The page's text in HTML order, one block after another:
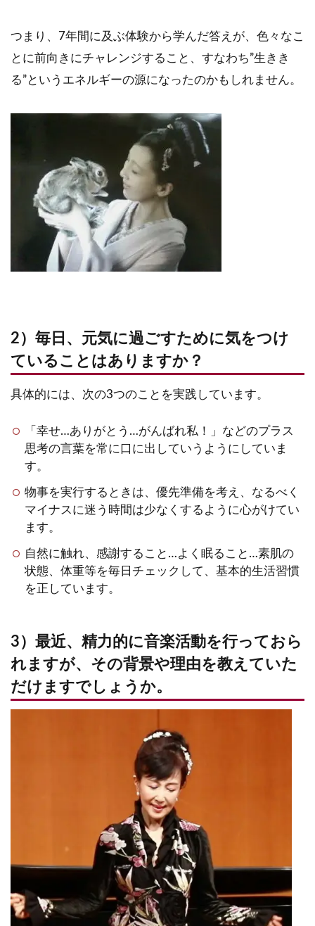
つまり、7年間に及ぶ体験から学んだ答えが、色々なこ
とに前向きにチャレンジすること、すなわち”生きき
る”というエネルギーの源になったのかもしれません。
2）毎日、元気に過ごすために気をつけ
ていることはありますか？
具体的には、次の3つのことを実践しています。
「幸せ…ありがとう…がんばれ私！」などのプラス
思考の言葉を常に口に出していうようにしていま
す。
物事を実行するときは、優先準備を考え、なるべく
マイナスに迷う時間は少なくするように心がけてい
ます。
自然に触れ、感謝すること…よく眠ること…素肌の
状態、体重等を毎日チェックして、基本的生活習慣
を正しています。
3）最近、精力的に音楽活動を行っておら
れますが、その背景や理由を教えていた
だけますでしょうか。